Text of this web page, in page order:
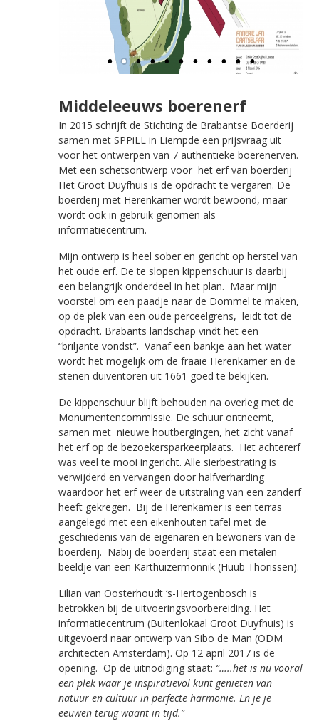
Middeleeuws boerenerf
In 2015 schrijft de Stichting de Brabantse Boerderij
samen met SPPiLL in Liempde een prijsvraag uit
voor het ontwerpen van 7 authentieke boerenerven.
Met een schetsontwerp voor het erf van boerderij
Het Groot Duyfhuis is de opdracht te vergaren. De
boerderij met Herenkamer wordt bewoond, maar
wordt ook in gebruik genomen als
informatiecentrum.
Mijn ontwerp is heel sober en gericht op herstel van
het oude erf. De te slopen kippenschuur is daarbij
een belangrijk onderdeel in het plan. Maar mijn
voorstel om een paadje naar de Dommel te maken,
op de plek van een oude perceelgrens, leidt tot de
opdracht. Brabants landschap vindt het een
“briljante vondst”. Vanaf een bankje aan het water
wordt het mogelijk om de fraaie Herenkamer en de
stenen duiventoren uit 1661 goed te bekijken.
De kippenschuur blijft behouden na overleg met de
Monumentencommissie. De schuur ontneemt,
samen met nieuwe houtbergingen, het zicht vanaf
het erf op de bezoekersparkeerplaats. Het achtererf
was veel te mooi ingericht. Alle sierbestrating is
verwijderd en vervangen door halfverharding
waardoor het erf weer de uitstraling van een zanderf
heeft gekregen. Bij de Herenkamer is een terras
aangelegd met een eikenhouten tafel met de
geschiedenis van de eigenaren en bewoners van de
boerderij. Nabij de boerderij staat een metalen
beeldje van een Karthuizermonnik (Huub Thorissen).
Lilian van Oosterhoudt ‘s-Hertogenbosch is
betrokken bij de uitvoeringsvoorbereiding. Het
informatiecentrum (Buitenlokaal Groot Duyfhuis) is
uitgevoerd naar ontwerp van Sibo de Man (ODM
architecten Amsterdam). Op 12 april 2017 is de
opening. Op de uitnodiging staat: “…..het is nu vooral
een plek waar je inspiratievol kunt genieten van
natuur en cultuur in perfecte harmonie. En je je
eeuwen terug waant in tijd.”